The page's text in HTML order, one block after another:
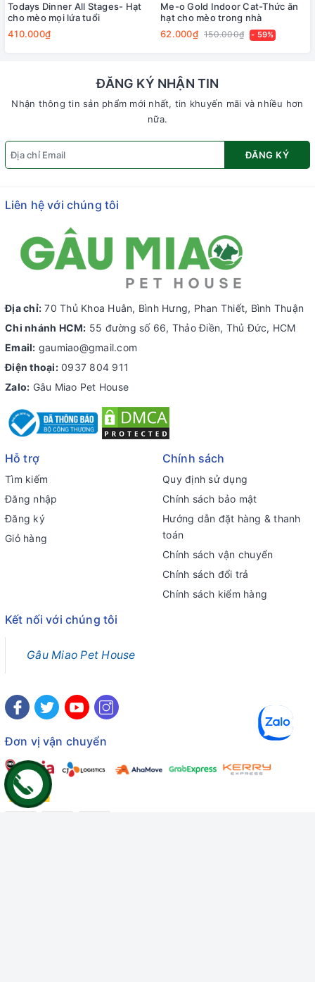
Todays Dinner All Stages- Hạt
cho mèo mọi lứa tuổi
410.000₫
Me-o Gold Indoor Cat-Thức ăn
hạt cho mèo trong nhà
62.000₫ 150.000₫ - 59%
ĐĂNG KÝ NHẬN TIN
Nhận thông tin sản phẩm mới nhất, tin khuyến mãi và nhiều hơn
nữa.
ĐĂNG KÝ
Liên hệ với chúng tôi
Địa chỉ: 70 Thủ Khoa Huân, Bình Hưng, Phan Thiết, Bình Thuận
Chi nhánh HCM: 55 đường số 66, Thảo Điền, Thủ Đức, HCM
Email: gaumiao@gmail.com
Điện thoại: 0937 804 911
Zalo: Gâu Miao Pet House
Hỗ trợ
Tìm kiếm
Đăng nhập
Đăng ký
Giỏ hàng
Chính sách
Quy định sử dụng
Chính sách bảo mật
Hướng dẫn đặt hàng & thanh
toán
Chính sách vận chuyển
Chính sách đổi trả
Chính sách kiểm hàng
Kết nối với chúng tôi
Gâu Miao Pet House
Đơn vị vận chuyển